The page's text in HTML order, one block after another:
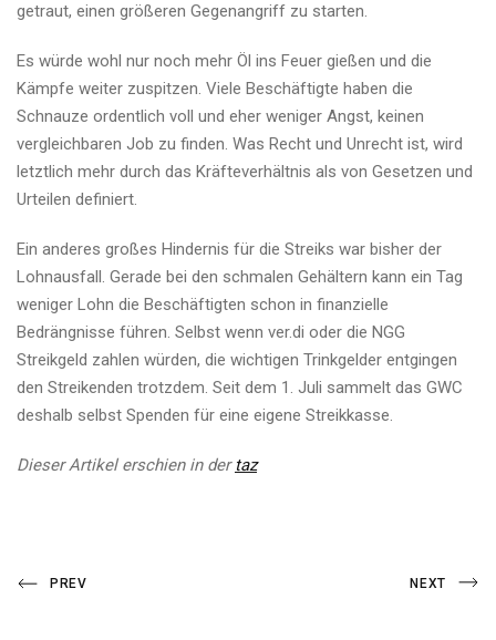
getraut, einen größeren Gegenangriff zu starten.
Es würde wohl nur noch mehr Öl ins Feuer gießen und die
Kämpfe weiter zuspitzen. Viele Beschäftigte haben die
Schnauze ordentlich voll und eher weniger Angst, keinen
vergleichbaren Job zu finden. Was Recht und Unrecht ist, wird
letztlich mehr durch das Kräfteverhältnis als von Gesetzen und
Urteilen definiert.
Ein anderes großes Hindernis für die Streiks war bisher der
Lohnausfall. Gerade bei den schmalen Gehältern kann ein Tag
weniger Lohn die Beschäftigten schon in finanzielle
Bedrängnisse führen. Selbst wenn ver.di oder die NGG
Streikgeld zahlen würden, die wichtigen Trinkgelder entgingen
den Streikenden trotzdem. Seit dem 1. Juli sammelt das GWC
deshalb selbst Spenden für eine eigene Streikkasse.
Dieser Artikel erschien in der taz
Beitragsnavigation
Previous
PREV
Next
NEXT